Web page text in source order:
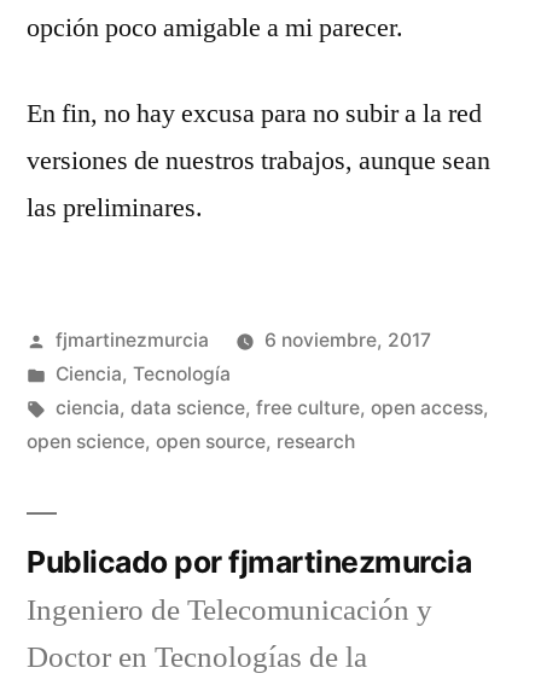
opción poco amigable a mi parecer.
En fin, no hay excusa para no subir a la red
versiones de nuestros trabajos, aunque sean
las preliminares.
Publicado
por
fjmartinezmurcia
6 noviembre, 2017
Publicado
en
Ciencia, Tecnología
Etiquetas:
ciencia, data science, free culture, open access,
open science, open source, research
Publicado por fjmartinezmurcia
Ingeniero de Telecomunicación y
Doctor en Tecnologías de la